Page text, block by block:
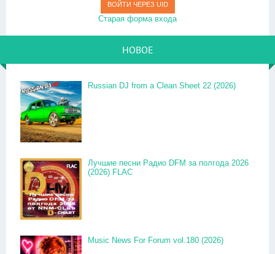
ВОЙТИ ЧЕРЕЗ UID
Старая форма входа
НОВОЕ
Russian DJ from a Clean Sheet 22 (2026)
Лучшие песни Радио DFM за полгода 2026
(2026) FLAC
Music News For Forum vol.180 (2026)